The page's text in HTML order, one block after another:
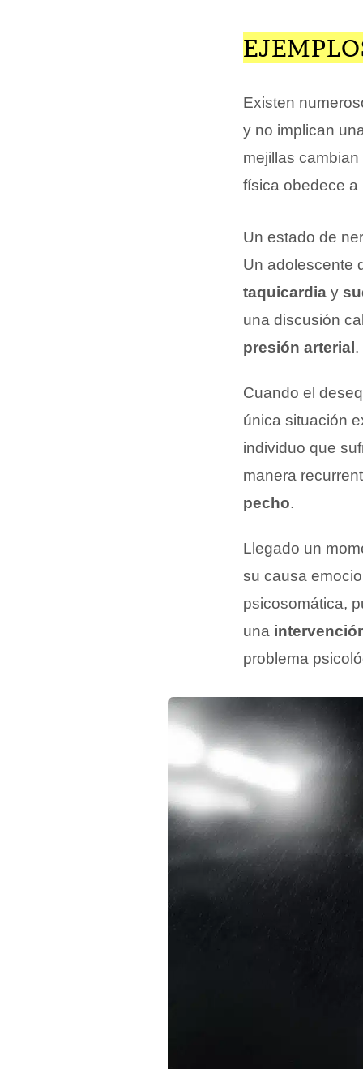
Existen
y no implican
mejillas
física obedece
Un estado de
Un adolescente
taquicardia y
una discusión
presión arterial .
Cuando el
única situación
individuo que
manera
pecho.
Llegado un
su causa
psicosomática,
una
problema